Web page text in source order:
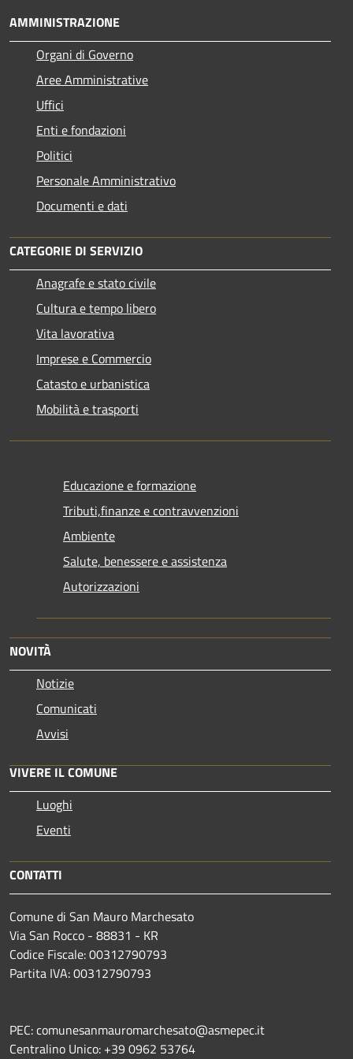
AMMINISTRAZIONE
Organi di Governo
Aree Amministrative
Uffici
Enti e fondazioni
Politici
Personale Amministrativo
Documenti e dati
CATEGORIE DI SERVIZIO
Anagrafe e stato civile
Cultura e tempo libero
Vita lavorativa
Imprese e Commercio
Catasto e urbanistica
Mobilità e trasporti
Educazione e formazione
Tributi,finanze e contravvenzioni
Ambiente
Salute, benessere e assistenza
Autorizzazioni
NOVITÀ
Notizie
Comunicati
Avvisi
VIVERE IL COMUNE
Luoghi
Eventi
CONTATTI
Comune di San Mauro Marchesato
Via San Rocco - 88831 - KR
Codice Fiscale: 00312790793
Partita IVA: 00312790793
PEC: comunesanmauromarchesato@asmepec.it
Centralino Unico: +39 0962 53764